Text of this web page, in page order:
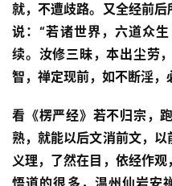
佛
教
艺
政
策
法
就，不遭歧路。又全经前
说：“若诸世界，六道众
续。汝修三昧，本出尘劳
智，禅定现前，如不断淫，
看《楞严经》若不归宗，
熟，就能以后文消前文，
义理，了然在目，依经作
悟道的很多，温州仙岩安